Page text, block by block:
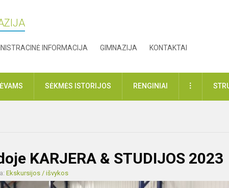
INFORMACIJA GIMNAZIJA KONTAKTAI
SĖKMĖS ISTORIJOS RENGINIAI DAUGIAU
KARJERA & STUDIJOS 2023
Ekskursijos / išvykos